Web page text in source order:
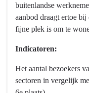
Vrijetijd,
Cultuur,
Sport
Erfgoed
willen
Programma
Vrijetijd,
Cultuur,
Erfgoed
buitenlandse
aanbod draagt ertoe
fijne plek is om te
Indicatoren:
Het aantal bezoekers
sectoren in vergelijk